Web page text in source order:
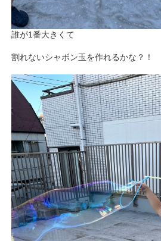
誰が1番大きくて
割れないシャボン玉を作れるかな？！